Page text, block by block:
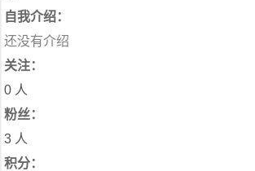
自我介绍：
还没有介绍
关注：
0 人
粉丝：
3 人
积分：